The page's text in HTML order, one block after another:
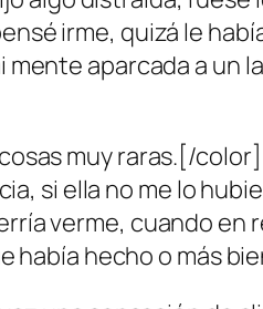
irme, quizá le
aparcada a un
muy raras.[/
si ella no me lo
verme, cuando en
hecho o más